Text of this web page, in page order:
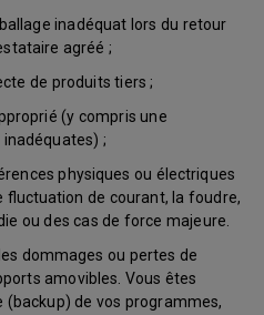
inadéquat lors du retour
agréé ;
de produits tiers ;
(y compris une
;
physiques ou électriques
fluctuation de courant, la foudre,
ou des cas de force majeure.
dommages ou pertes de
amovibles. Vous êtes
(backup) de vos programmes,